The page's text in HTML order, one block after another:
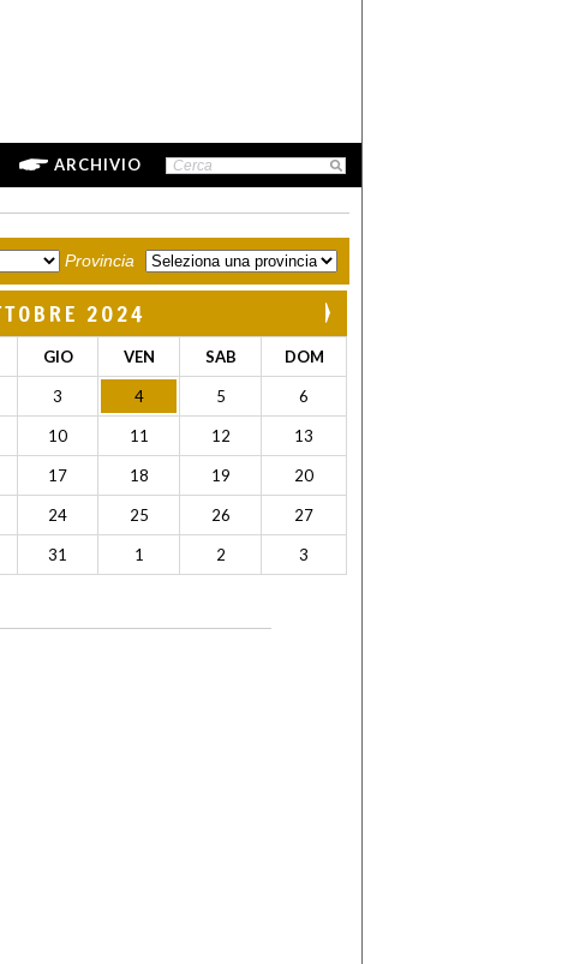
ARCHIVIO
Provincia
2024
GIO VEN SAB DOM
3 4 5 6
10 11 12 13
17 18 19 20
24 25 26 27
31 1 2 3